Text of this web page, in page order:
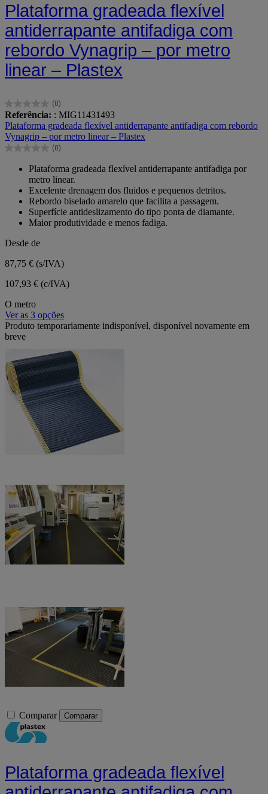
Plataforma gradeada flexível
antiderrapante antifadiga com
rebordo Vynagrip – por metro
linear – Plastex
(0)
0.0
em
5
estrelas.
Referência: : MIG11431493
Plataforma gradeada flexível antiderrapante antifadiga com rebordo
Vynagrip – por metro linear – Plastex
(0)
0.0
estrelas.
Plataforma gradeada flexível antiderrapante antifadiga por
metro linear.
Excelente drenagem dos fluidos e pequenos detritos.
Rebordo biselado amarelo que facilita a passagem.
Superfície antideslizamento do tipo ponta de diamante.
Maior produtividade e menos fadiga.
Desde de
87,75 € (s/IVA)
107,93 € (c/IVA)
O metro
Ver as 3 opções
Produto temporariamente indisponível, disponível novamente em
breve
Comparar Comparar
Plataforma gradeada flexível